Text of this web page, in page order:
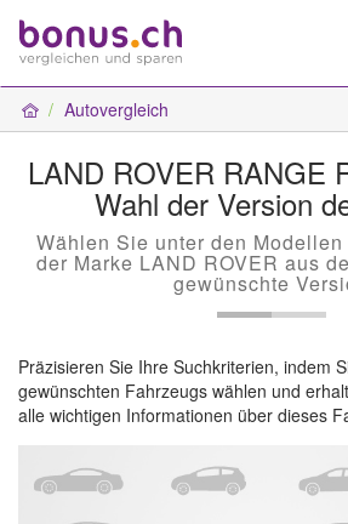
Autovergleich
LAND ROVER RANGE
Wahl der Version
Wählen Sie unter den Modellen
der Marke LAND ROVER aus
gewünschte
Präzisieren Sie Ihre Suchkriterien, indem
gewünschten Fahrzeugs wählen und
alle wichtigen Informationen über dieses